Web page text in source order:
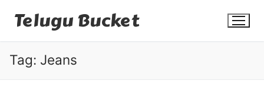
Telugu Bucket
Tag: Jeans